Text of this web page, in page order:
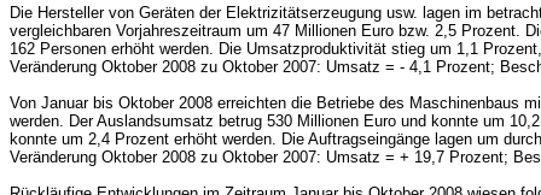
Die Hersteller von Geräten der Elektrizitätserzeugung usw. lagen im
vergleichbaren Vorjahreszeitraum um 47 Millionen Euro bzw. 2,5 Prozent.
162 Personen erhöht werden. Die Umsatzproduktivität stieg um 1,1
Veränderung Oktober 2008 zu Oktober 2007: Umsatz = - 4,1 Prozent;
Von Januar bis Oktober 2008 erreichten die Betriebe des Maschinenbaus
werden. Der Auslandsumsatz betrug 530 Millionen Euro und konnte um
konnte um 2,4 Prozent erhöht werden. Die Auftragseingänge lagen um
Veränderung Oktober 2008 zu Oktober 2007: Umsatz = + 19,7 Prozent;